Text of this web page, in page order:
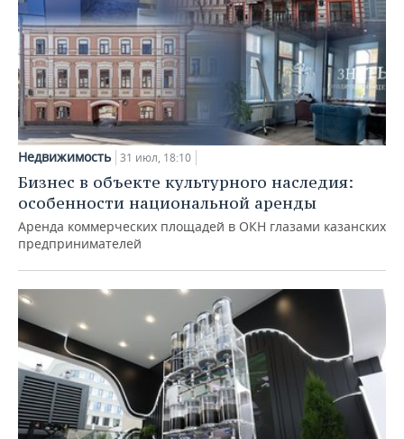
Недвижимость 31 июл, 18:10
Бизнес в объекте культурного наследия:
особенности национальной аренды
Аренда коммерческих площадей в ОКН глазами казанских
предпринимателей